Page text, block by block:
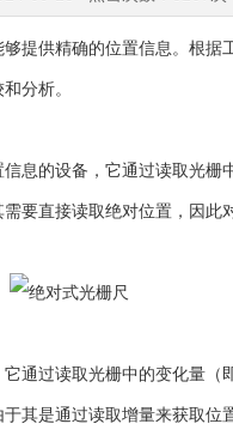
供精确的位置信息。根据
分析。
息的设备，它通过读取光
要直接读取绝对位置，因此
过读取光栅中的变化量（
其是通过读取增量来获取